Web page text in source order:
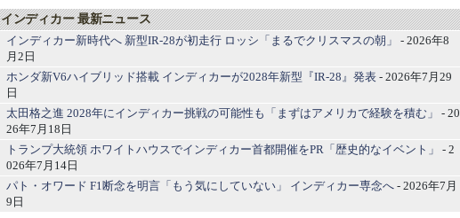
インディカー 最新ニュース
インディカー新時代へ 新型IR-28が初走行 ロッシ「まるでクリスマスの朝」
- 2026年8
月2日
ホンダ新V6ハイブリッド搭載 インディカーが2028年新型『IR-28』発表 - 2026年7月29
日
太田格之進 2028年にインディカー挑戦の可能性も「まずはアメリカで経験を積む」
- 20
26年7月18日
トランプ大統領 ホワイトハウスでインディカー首都開催をPR「歴史的なイベント」
- 2
026年7月14日
パト・オワード F1断念を明言「もう気にしていない」 インディカー専念へ - 2026年7月
9日